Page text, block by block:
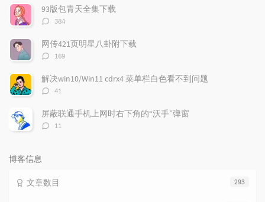
数：
93版包青天全集下载
评
数：
384
网传421页明星八卦附下载
评
数：
169
解决win10/Win11 cdrx4 菜单栏白色看不到问题
评
数：
41
屏蔽联通手机上网时右下角的“沃手”弹窗
评
11
博客信息
293
文章数目